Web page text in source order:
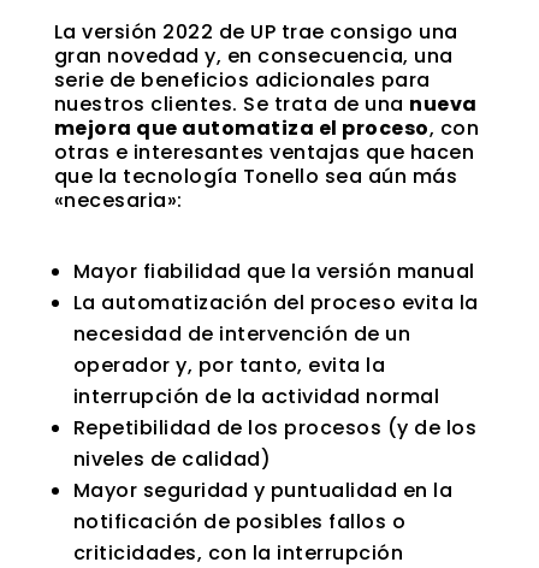
La versión 2022 de UP trae consigo una
gran novedad y, en consecuencia, una
serie de beneficios adicionales para
nuestros clientes. Se trata de una nueva
mejora que automatiza el proceso, con
otras e interesantes ventajas que hacen
que la tecnología Tonello sea aún más
«necesaria»:
Mayor fiabilidad que la versión manual
La automatización del proceso evita la
necesidad de intervención de un
operador y, por tanto, evita la
interrupción de la actividad normal
Repetibilidad de los procesos (y de los
niveles de calidad)
Mayor seguridad y puntualidad en la
notificación de posibles fallos o
criticidades, con la interrupción